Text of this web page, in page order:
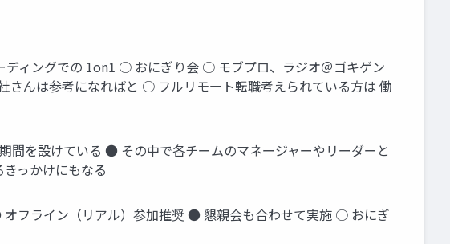
ィングでの 1on1 ○ おにぎり会 ○ モブプロ、ラジオ＠ゴキゲン
んは参考になればと ○ フルリモート転職考えられている方は 働
間を設けている ● その中で各チームのマネージャーやリーダーと
っかけにもなる
フライン（リアル）参加推奨 ● 懇親会も合わせて実施 ○ おにぎ